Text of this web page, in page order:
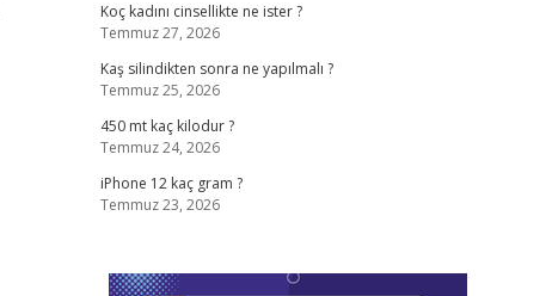
Koç kadını cinsellikte ne ister ?
Temmuz 27, 2026
Kaş silindikten sonra ne yapılmalı ?
Temmuz 25, 2026
450 mt kaç kilodur ?
Temmuz 24, 2026
iPhone 12 kaç gram ?
Temmuz 23, 2026